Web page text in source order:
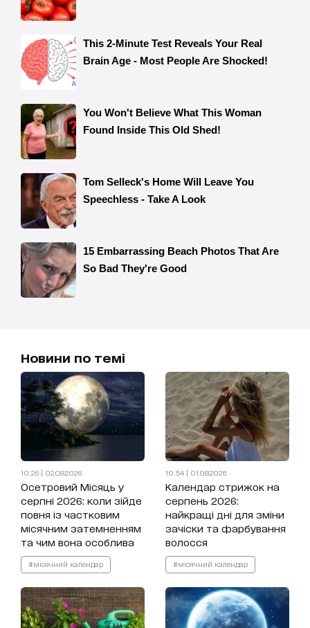
Новини по темі
10:26 | 02.08.2026
Осетровий Місяць у
серпні 2026: коли зійде
повня із частковим
місячним затемненням
та чим вона особлива
#місячний календар
10:54 | 01.08.2026
Календар стрижок на
серпень 2026:
найкращі дні для зміни
зачіски та фарбування
волосся
#місячний календар